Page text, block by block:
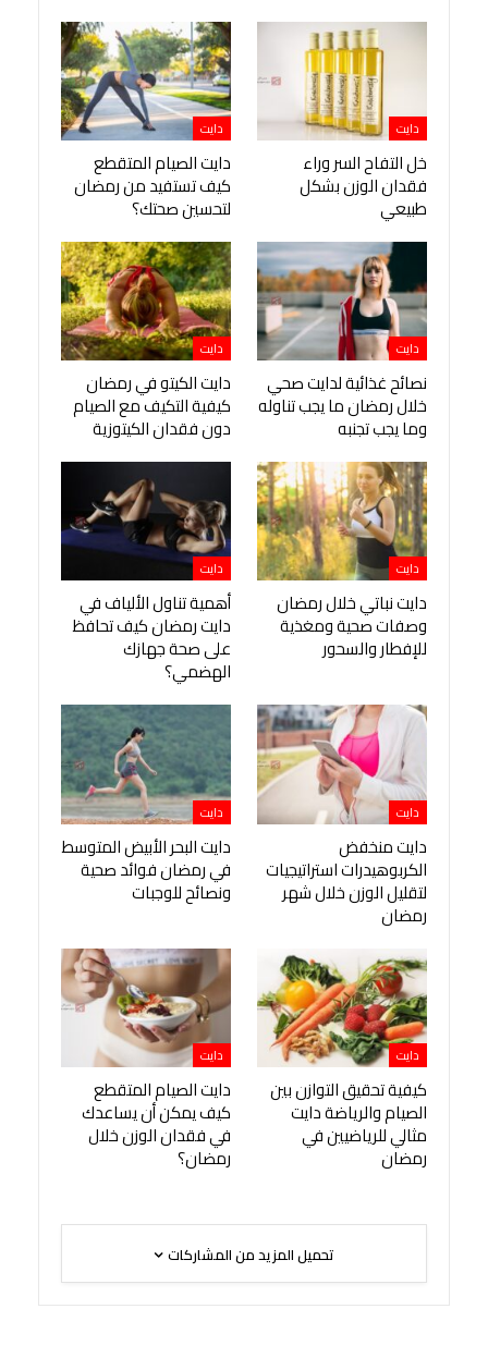
دايت
خل التفاح السر وراء
فقدان الوزن بشكل
طبيعي
دايت
دايت الصيام المتقطع
كيف تستفيد من رمضان
لتحسين صحتك؟
دايت
نصائح غذائية لدايت صحي
خلال رمضان ما يجب تناوله
وما يجب تجنبه
دايت
دايت الكيتو في رمضان
كيفية التكيف مع الصيام
دون فقدان الكيتوزية
دايت
دايت نباتي خلال رمضان
وصفات صحية ومغذية
للإفطار والسحور
دايت
أهمية تناول الألياف في
دايت رمضان كيف تحافظ
على صحة جهازك
الهضمي؟
دايت
دايت منخفض
الكربوهيدرات استراتيجيات
لتقليل الوزن خلال شهر
رمضان
دايت
دايت البحر الأبيض المتوسط
في رمضان فوائد صحية
ونصائح للوجبات
دايت
كيفية تحقيق التوازن بين
الصيام والرياضة دايت
مثالي للرياضيين في
رمضان
دايت
دايت الصيام المتقطع
كيف يمكن أن يساعدك
في فقدان الوزن خلال
رمضان؟
تحميل المزيد من المشاركات